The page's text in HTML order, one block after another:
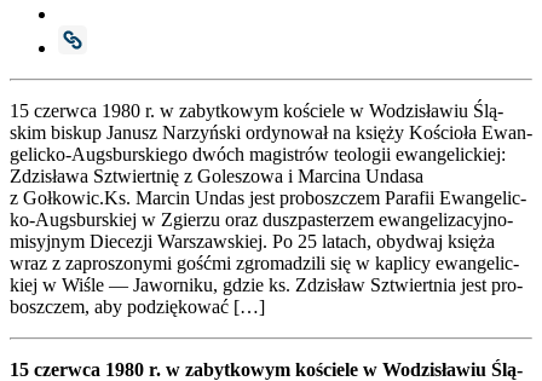
15 czerw­ca 1980 r. w zabyt­ko­wym koście­le w Wodzi­sła­wiu Ślą­
skim biskup Janusz Narzyń­ski ordy­no­wał na księ­ży Kościo­ła Ewa­n­
ge­­li­c­ko-Augs­bu­r­skie­­go dwóch magi­strów teo­lo­gii ewan­ge­lic­kiej:
Zdzi­sła­wa Sztwiert­nię z Gole­szo­wa i Mar­ci­na Unda­sa
z Gołkowic.Ks. Mar­cin Undas jest pro­bosz­czem Para­fii Ewa­n­ge­­li­c­
ko-Augs­bu­r­skiej w Zgie­rzu oraz dusz­pa­ste­rzem ewa­n­ge­­li­­za­­cy­j­no-
misy­j­nym Die­ce­zji War­szaw­skiej. Po 25 latach, oby­dwaj księ­ża
wraz z zapro­szo­ny­mi gość­mi zgro­ma­dzi­li się w kapli­cy ewan­ge­lic­
kiej w Wiśle — Jawor­ni­ku, gdzie ks. Zdzi­sław Sztwiert­nia jest pro­
bosz­czem, aby podzię­ko­wać […]
15 czerw­ca 1980 r. w zabyt­ko­wym koście­le w Wodzi­sła­wiu Ślą­